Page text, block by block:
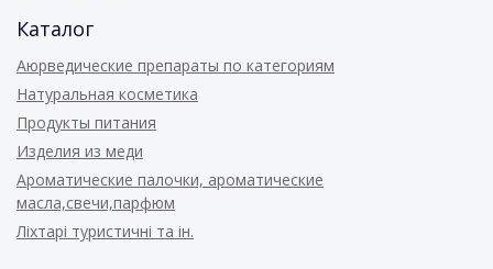
Каталог
Аюрведические препараты по категориям
Натуральная косметика
Продукты питания
Изделия из меди
Ароматические палочки, ароматические
масла,свечи,парфюм
Ліхтарі туристичні та ін.